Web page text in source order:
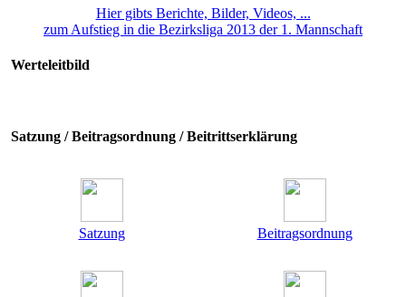
Hier gibts Berichte, Bilder, Videos, ...
zum Aufstieg in die Bezirksliga 2013 der 1. Mannschaft
Werteleitbild
Satzung / Beitragsordnung / Beitrittserklärung
Satzung Beitragsordnung